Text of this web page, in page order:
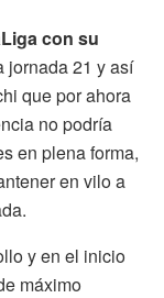
con su
jornada 21 y así
que por ahora
no podría
en plena forma,
en vilo a
y en el inicio
máximo